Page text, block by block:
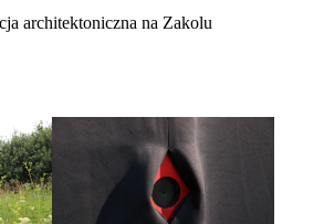
architektoniczna na Zakolu